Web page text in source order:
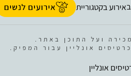
אירוע בקטגוריית אירועים לנשים
ועל התוכן באתר.
אונליין עבור המפיק.
אונליין